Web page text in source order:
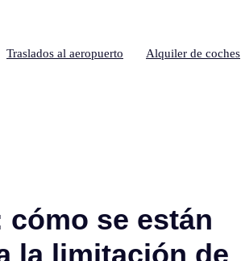
Traslados al aeropuerto Alquiler de coches
cómo se están
la limitación de